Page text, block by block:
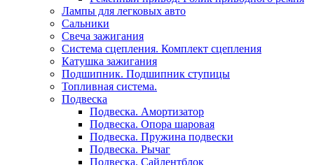
Лампы для легковых авто
Сальники
Свеча зажигания
Система сцепления. Комплект сцепления
Катушка зажигания
Подшипник. Подшипник ступицы
Топливная система.
Подвеска
Подвеска. Амортизатор
Подвеска. Опора шаровая
Подвеска. Пружина подвески
Подвеска. Рычаг
Подвеска. Сайлентблок